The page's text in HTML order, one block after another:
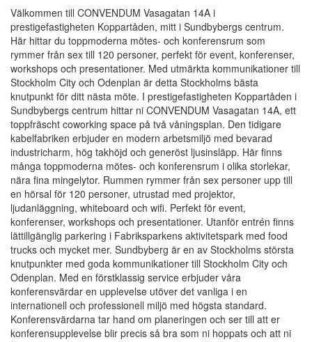
Välkommen till CONVENDUM Vasagatan 14A i
prestigefastigheten Koppartåden, mitt i Sundbybergs centrum.
Här hittar du toppmoderna mötes- och konferensrum som
rymmer från sex till 120 personer, perfekt för event, konferenser,
workshops och presentationer. Med utmärkta kommunikationer till
Stockholm City och Odenplan är detta Stockholms bästa
knutpunkt för ditt nästa möte. I prestigefastigheten Koppartåden i
Sundbybergs centrum hittar ni CONVENDUM Vasagatan 14A, ett
toppfräscht coworking space på två våningsplan. Den tidigare
kabelfabriken erbjuder en modern arbetsmiljö med bevarad
industricharm, hög takhöjd och generöst ljusinsläpp. Här finns
många toppmoderna mötes- och konferensrum i olika storlekar,
nära fina mingelytor. Rummen rymmer från sex personer upp till
en hörsal för 120 personer, utrustad med projektor,
ljudanläggning, whiteboard och wifi. Perfekt för event,
konferenser, workshops och presentationer. Utanför entrén finns
lättillgänglig parkering i Fabriksparkens aktivitetspark med food
trucks och mycket mer. Sundbyberg är en av Stockholms största
knutpunkter med goda kommunikationer till Stockholm City och
Odenplan. Med en förstklassig service erbjuder våra
konferensvärdar en upplevelse utöver det vanliga i en
internationell och professionell miljö med högsta standard.
Konferensvärdarna tar hand om planeringen och ser till att er
konferensupplevelse blir precis så bra som ni hoppats och att ni